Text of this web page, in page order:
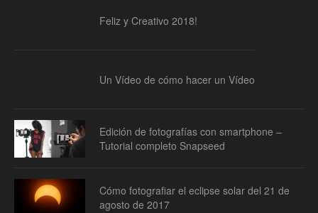
Feliz y Creativo 2018!
Un Vídeo de cómo hacer un Vídeo
Edición de fotografías con smartphone –
Tutorial completo Snapseed
Cómo fotografiar el eclipse solar del 21 de
agosto de 2017